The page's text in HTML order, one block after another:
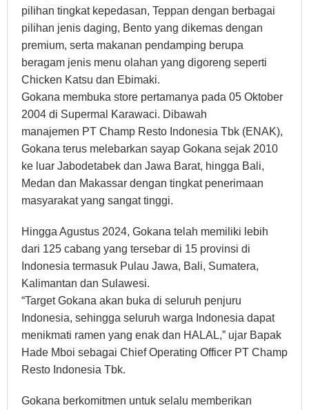
pilihan tingkat kepedasan, Teppan dengan berbagai
pilihan jenis daging, Bento yang dikemas dengan
premium, serta makanan pendamping berupa
beragam jenis menu olahan yang digoreng seperti
Chicken Katsu dan Ebimaki.
Gokana membuka store pertamanya pada 05 Oktober
2004 di Supermal Karawaci. Dibawah
manajemen PT Champ Resto Indonesia Tbk (ENAK),
Gokana terus melebarkan sayap Gokana sejak 2010
ke luar Jabodetabek dan Jawa Barat, hingga Bali,
Medan dan Makassar dengan tingkat penerimaan
masyarakat yang sangat tinggi.
Hingga Agustus 2024, Gokana telah memiliki lebih
dari 125 cabang yang tersebar di 15 provinsi di
Indonesia termasuk Pulau Jawa, Bali, Sumatera,
Kalimantan dan Sulawesi.
“Target Gokana akan buka di seluruh penjuru
Indonesia, sehingga seluruh warga Indonesia dapat
menikmati ramen yang enak dan HALAL,” ujar Bapak
Hade Mboi sebagai Chief Operating Officer PT Champ
Resto Indonesia Tbk.
Gokana berkomitmen untuk selalu memberikan